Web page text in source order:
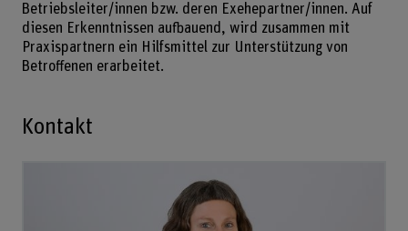
Betriebsleiter/innen bzw. deren Exehepartner/innen. Auf
diesen Erkenntnissen aufbauend, wird zusammen mit
Praxispartnern ein Hilfsmittel zur Unterstützung von
Betroffenen erarbeitet.
Kontakt